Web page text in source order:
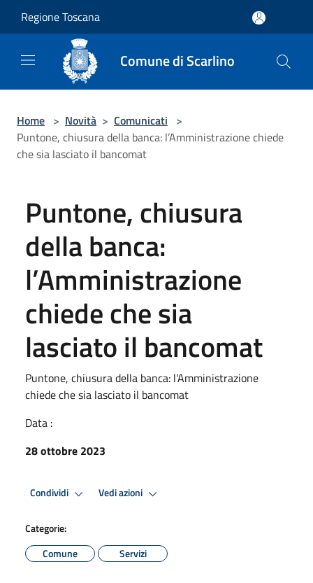
Regione Toscana
Comune di Scarlino
Home > Novità > Comunicati >
Puntone, chiusura della banca: l’Amministrazione chiede
che sia lasciato il bancomat
Puntone, chiusura
della banca:
l’Amministrazione
chiede che sia
lasciato il bancomat
Puntone, chiusura della banca: l’Amministrazione
chiede che sia lasciato il bancomat
Data :
28 ottobre 2023
Condividi Vedi azioni
Categorie:
Comune
Servizi